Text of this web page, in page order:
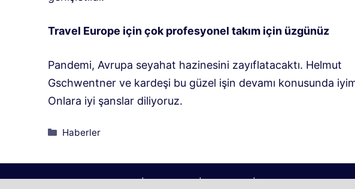
Travel Europe için çok profesyonel takım için üzgünüz
Pandemi, Avrupa seyahat hazinesini zayıflatacaktı. Helmut
Gschwentner ve kardeşi bu güzel işin devamı konusunda
Onlara iyi şanslar diliyoruz.
Kategoriler
Haberler
2026 | Köyümüz © | Gezi Blogu | Köyümüz@aol.com